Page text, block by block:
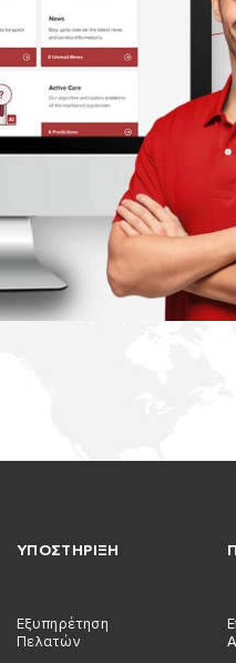
ΥΠΟΣΤΗΡΙΞΗ
Εξυπηρέτηση
Πελατών